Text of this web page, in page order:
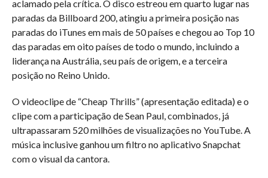
aclamado pela crítica. O disco estreou em quarto lugar nas
paradas da Billboard 200, atingiu a primeira posição nas
paradas do iTunes em mais de 50 países e chegou ao Top 10
das paradas em oito países de todo o mundo, incluindo a
liderança na Austrália, seu país de origem, e a terceira
posição no Reino Unido.
O videoclipe de “Cheap Thrills” (apresentação editada) e o
clipe com a participação de Sean Paul, combinados, já
ultrapassaram 520 milhões de visualizações no YouTube. A
música inclusive ganhou um filtro no aplicativo Snapchat
com o visual da cantora.